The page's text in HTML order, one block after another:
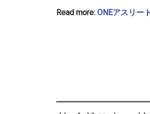
Read more: ONEアスリー